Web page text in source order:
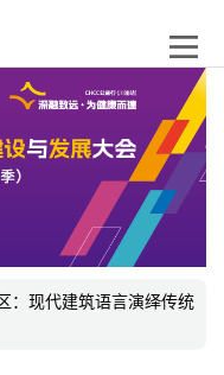
体：三生筑境，匠造岭
师访谈丨索慧波：以务实
不再只是医院
：现代建筑语言演绎传统